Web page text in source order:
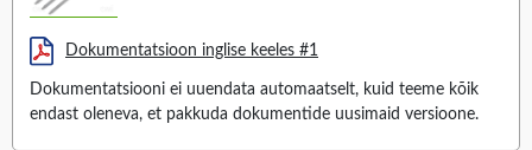
Dokumentatsioon inglise keeles #1
Dokumentatsiooni ei uuendata automaatselt, kuid teeme kõik
endast oleneva, et pakkuda dokumentide uusimaid versioone.